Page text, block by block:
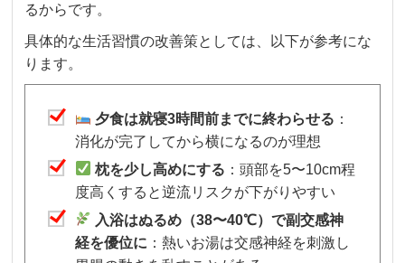
るからです。
具体的な生活習慣の改善策としては、以下が参考にな
ります。
夕食は就寝3時間前までに終わらせる ：
消化が完了してから横になるのが理想
枕を少し高めにする ：頭部を5〜10cm程
度高くすると逆流リスクが下がりやすい
入浴はぬるめ（38〜40℃）で副交感神
経を優位に ：熱いお湯は交感神経を刺激し